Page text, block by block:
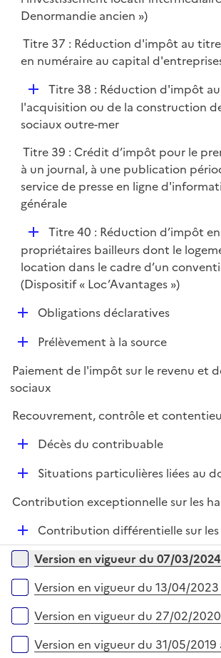
r
p
i
e
Denormandie ancien »)
Titre 37 : Réduction d'impôt au
en numéraire au capital
D
é
p
i
e
r
Titre 38 : Réduction d'impôt
l'acquisition ou de la construction
sociaux outre-mer
Titre 39 : Crédit d’impôt pour le
à un journal, à une publication
service de presse en ligne
générale
D
é
p
l
e
r
Titre 40 : Réduction d’impôt
propriétaires bailleurs dont le
location dans le cadre d’un
(Dispositif « Loc’Avantages »)
D
i
e
r
Obligations déclaratives
D
p
l
i
Prélèvement à la source
Paiement de l'impôt sur le revenu et
sociaux
Recouvrement, contrôle et
D
i
r
Décès du contribuable
D
p
i
e
Situations particulières liées au
Contribution exceptionnelle sur les
D
é
p
e
Contribution différentielle sur
Versions sur la période
Version en vigueur du 07/03/
Version en vigueur du 13/04/
Version en vigueur du 27/02/
Version en vigueur du 31/05/